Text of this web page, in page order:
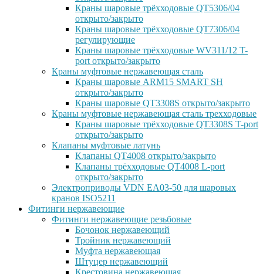
Краны шаровые трёхходовые QT5306/04
открыто/закрыто
Краны шаровые трёхходовые QT7306/04
регулирующие
Краны шаровые трёхходовые WV311/12 T-
port открыто/закрыто
Краны муфтовые нержавеющая сталь
Краны шаровые ARM15 SMART SH
открыто/закрыто
Краны шаровые QT3308S открыто/закрыто
Краны муфтовые нержавеющая сталь трехходовые
Краны шаровые трёхходовые QT3308S T-port
открыто/закрыто
Клапаны муфтовые латунь
Клапаны QT4008 открыто/закрыто
Клапаны трёхходовые QT4008 L-port
открыто/закрыто
Электроприводы VDN EA03-50 для шаровых
кранов ISO5211
Фитинги нержавеющие
Фитинги нержавеющие резьбовые
Бочонок нержавеющий
Тройник нержавеющий
Муфта нержавеющая
Штуцер нержавеющий
Крестовина нержавеющая